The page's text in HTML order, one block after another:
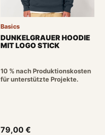
Basics
DUNKELGRAUER HOODIE
MIT LOGO STICK
10 % nach Produktionskosten
für unterstützte Projekte.
79,00 €